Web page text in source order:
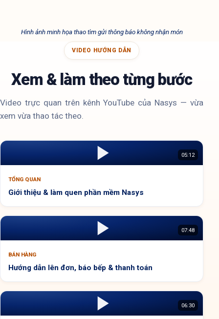
Hình ảnh minh họa thao tìm gửi thông báo không nhận món
VIDEO HƯỚNG DẪN
Xem & làm theo từng bước
Video trực quan trên kênh YouTube của Nasys — vừa
xem vừa thao tác theo.
05:12
TỔNG QUAN
Giới thiệu & làm quen phần mềm Nasys
07:48
BÁN HÀNG
Hướng dẫn lên đơn, báo bếp & thanh toán
06:30